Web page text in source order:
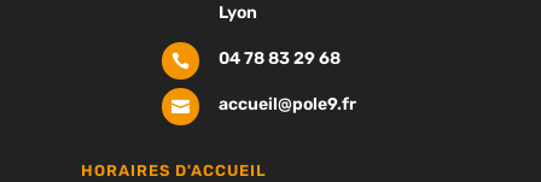
Lyon
 04 78 83 29 68
 accueil@pole9.fr
HORAIRES D'ACCUEIL